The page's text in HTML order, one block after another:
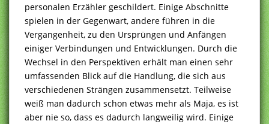
personalen Erzähler geschildert. Einige Abschnitte
spielen in der Gegenwart, andere führen in die
Vergangenheit, zu den Ursprüngen und Anfängen
einiger Verbindungen und Entwicklungen. Durch die
Wechsel in den Perspektiven erhält man einen sehr
umfassenden Blick auf die Handlung, die sich aus
verschiedenen Strängen zusammensetzt. Teilweise
weiß man dadurch schon etwas mehr als Maja, es ist
aber nie so, dass es dadurch langweilig wird. Einige